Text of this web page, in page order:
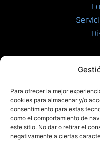
Para ofrecer la mejor
cookies para almacenar y/o
consentimiento para estas
como el comportamiento de
este sitio. No dar o retirar el
negativamente a ciertas